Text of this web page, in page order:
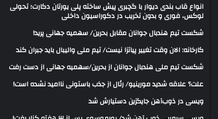
انواع قاب بندی دیوار با گچبری پیش ساخته پلی یورتان دکارت؛ تحولی
لوکس، فوری و بدون تخریب در دکوراسیون داخلی
شکست تیم هندبال جوانان مقابل بحرین/ سهمیه جهانی پرید!
کارخانه: الان وقت تغییر پیاتزا نیست/ تیم ملی والیبال باید جبران کند
شکست تیم ملی هندبال جوانان از بحرین/سهمیه جهانی از دست رفت
علت؟ علاقه شدید مورینیو/ رئال از جذب باستونی ناامید نشده است!
ویسی در ذوب‌آهن جایگزین دستیارش شد